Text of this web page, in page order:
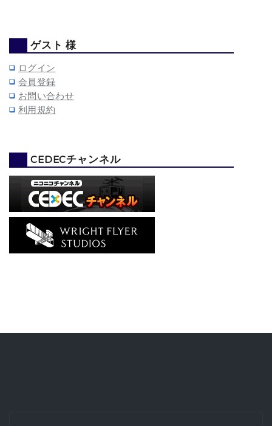
ゲスト 様
ログイン
会員登録
お問い合わせ
利用規約
CEDECチャンネル